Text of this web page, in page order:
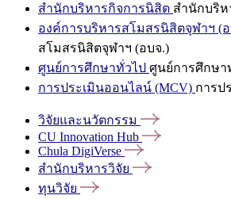
สำนักบริหารกิจการนิสิต สำนักบริ
องค์การบริหารสโมสรนิสิตจุฬาฯ (
สโมสรนิสิตจุฬาฯ (อบจ.)
ศูนย์การศึกษาทั่วไป ศูนย์การศึกษา
การประเมินออนไลน์ (MCV) การป
วิจัยและนวัตกรรม
CU Innovation Hub
Chula DigiVerse
สำนักบริหารวิจัย
ทุนวิจัย